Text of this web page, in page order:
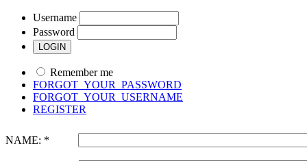
Username
Password
Remember me
FORGOT_YOUR_PASSWORD
FORGOT_YOUR_USERNAME
REGISTER
NAME: *